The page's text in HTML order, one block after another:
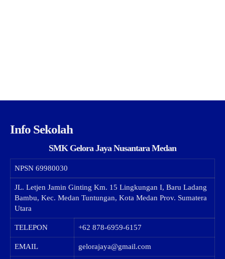
Info Sekolah
SMK Gelora Jaya Nusantara Medan
NPSN 69980030
JL. Letjen Jamin Ginting Km. 15 Lingkungan I, Baru Ladang
Bambu, Kec. Medan Tuntungan, Kota Medan Prov. Sumatera
Utara
TELEPON +62 878-6959-6157
EMAIL gelorajaya@gmail.com